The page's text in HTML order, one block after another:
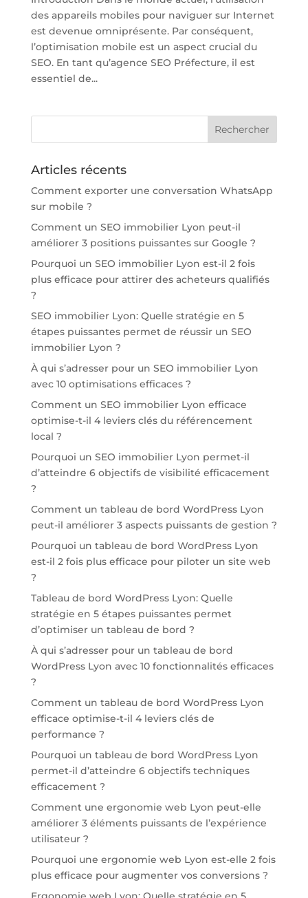
des appareils mobiles pour naviguer sur Internet
est devenue omniprésente. Par conséquent,
l’optimisation mobile est un aspect crucial du
SEO. En tant qu’agence SEO Préfecture, il est
essentiel de...
Articles récents
Comment exporter une conversation WhatsApp
sur mobile ?
Comment un SEO immobilier Lyon peut-il
améliorer 3 positions puissantes sur Google ?
Pourquoi un SEO immobilier Lyon est-il 2 fois
plus efficace pour attirer des acheteurs qualifiés
?
SEO immobilier Lyon: Quelle stratégie en 5
étapes puissantes permet de réussir un SEO
immobilier Lyon ?
À qui s’adresser pour un SEO immobilier Lyon
avec 10 optimisations efficaces ?
Comment un SEO immobilier Lyon efficace
optimise-t-il 4 leviers clés du référencement
local ?
Pourquoi un SEO immobilier Lyon permet-il
d’atteindre 6 objectifs de visibilité efficacement
?
Comment un tableau de bord WordPress Lyon
peut-il améliorer 3 aspects puissants de gestion ?
Pourquoi un tableau de bord WordPress Lyon
est-il 2 fois plus efficace pour piloter un site web
?
Tableau de bord WordPress Lyon: Quelle
stratégie en 5 étapes puissantes permet
d’optimiser un tableau de bord ?
À qui s’adresser pour un tableau de bord
WordPress Lyon avec 10 fonctionnalités efficaces
?
Comment un tableau de bord WordPress Lyon
efficace optimise-t-il 4 leviers clés de
performance ?
Pourquoi un tableau de bord WordPress Lyon
permet-il d’atteindre 6 objectifs techniques
efficacement ?
Comment une ergonomie web Lyon peut-elle
améliorer 3 éléments puissants de l’expérience
utilisateur ?
Pourquoi une ergonomie web Lyon est-elle 2 fois
plus efficace pour augmenter vos conversions ?